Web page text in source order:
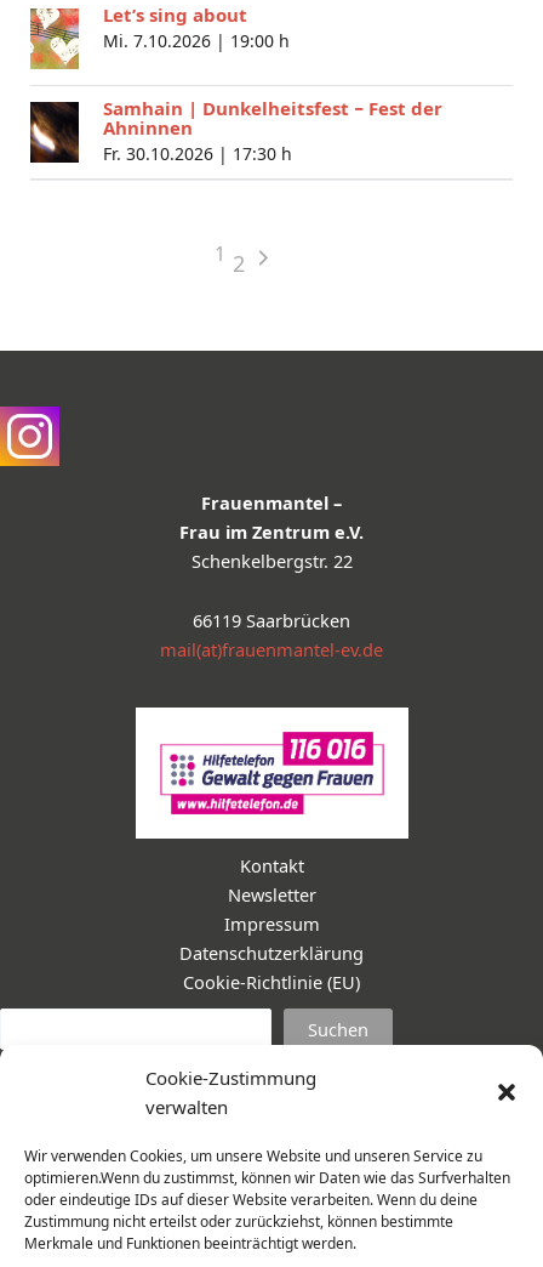
Cookie-Zustimmung
verwalten
Wir verwenden Cookies, um unsere Website und unseren Service zu
optimieren.Wenn du zustimmst, können wir Daten wie das Surfverhalten
oder eindeutige IDs auf dieser Website verarbeiten. Wenn du deine
Zustimmung nicht erteilst oder zurückziehst, können bestimmte
Merkmale und Funktionen beeinträchtigt werden.
Let’s sing about
Mi. 7.10.2026 | 19:00 h
Samhain | Dunkelheitsfest − Fest der
Ahninnen
Fr. 30.10.2026 | 17:30 h
1 2
Frauenmantel –
Frau im Zentrum e.V.
Schenkelbergstr. 22
66119 Saarbrücken
mail(at)frauenmantel-ev.de
Kontakt
Newsletter
Impressum
Datenschutzerklärung
Cookie-Richtlinie (EU)
Suchen